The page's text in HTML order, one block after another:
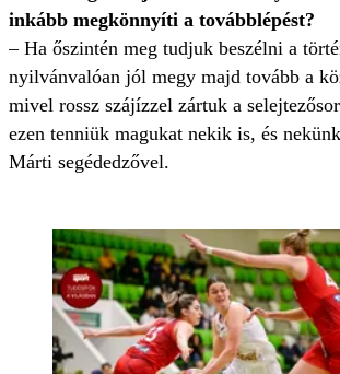
inkább megkönnyíti a továbblépést?
– Ha őszintén meg tudjuk beszélni a
nyilvánvalóan jól megy majd tovább a
mivel rossz szájízzel zártuk a
ezen tenniük magukat nekik is, és
Márti segédedzővel.